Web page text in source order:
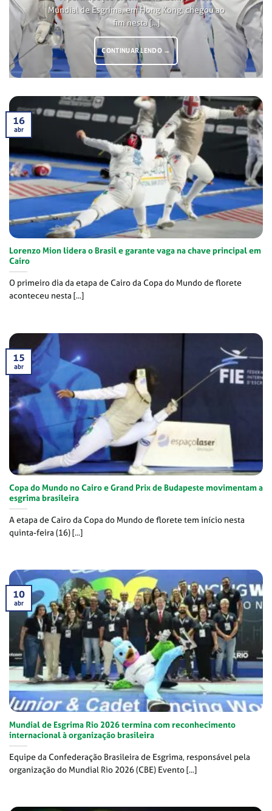
Mundial de Esgrima, em Hong Kong, chegou ao
fim nesta [...]
CONTINUAR LENDO →
Lorenzo Mion lidera o Brasil e garante vaga na chave principal em
Cairo
O primeiro dia da etapa de Cairo da Copa do Mundo de florete
aconteceu nesta [...]
16
abr
Copa do Mundo no Cairo e Grand Prix de Budapeste movimentam a
esgrima brasileira
A etapa de Cairo da Copa do Mundo de florete tem início nesta
quinta-feira (16) [...]
15
abr
Mundial de Esgrima Rio 2026 termina com reconhecimento
internacional à organização brasileira
Equipe da Confederação Brasileira de Esgrima, responsável pela
organização do Mundial Rio 2026 (CBE) Evento [...]
10
abr